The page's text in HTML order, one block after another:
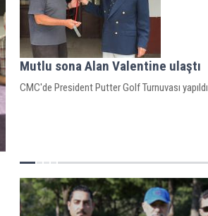
Mutlu sona Alan Valentine ulaştı
CMC'de President Putter Golf Turnuvası yapıldı